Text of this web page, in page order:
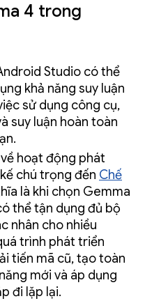
4 trong
Studio có thể
khả năng suy luận
sử dụng công cụ,
suy luận hoàn toàn
hoạt động phát
chú trọng đến Chế
là khi chọn Gemma
thể tận dụng đủ bộ
nhân cho nhiều
trình phát triển
tiến mã cũ, tạo toàn
mới và áp dụng
đi lặp lại.